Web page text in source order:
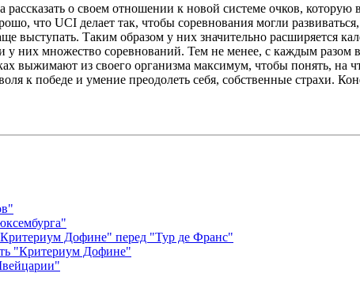
рассказать о своем отношении к новой системе очков,
что UCI делает так, чтобы соревнования могли
выступать. Таким образом у них значительно расширяется
у них множество соревнований. Тем не менее, с каждым
выжимают из своего организма максимум, чтобы понять, на
к победе и умение преодолеть себя, собственные страхи.
Дофине" перед "Тур де Франс"
"Критериум Дофине"